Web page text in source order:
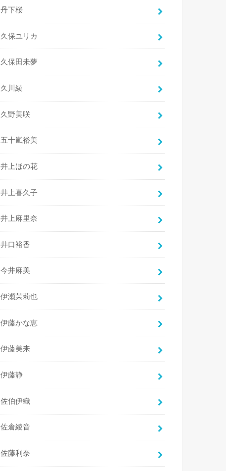
丹下桜
久保ユリカ
久保田未夢
久川綾
久野美咲
五十嵐裕美
井上ほの花
井上喜久子
井上麻里奈
井口裕香
今井麻美
伊瀬茉莉也
伊藤かな恵
伊藤美来
伊藤静
佐伯伊織
佐倉綾音
佐藤利奈